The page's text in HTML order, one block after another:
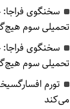
سخنگوی
تحمیلی سوم
سخنگوی
تحمیلی سوم
تورم
می‌کند